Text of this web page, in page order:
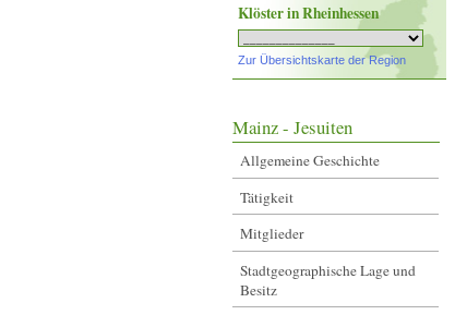
Klöster in Rheinhessen
Zur Übersichtskarte der Region
Mainz - Jesuiten
Allgemeine Geschichte
Tätigkeit
Mitglieder
Stadtgeographische Lage und
Besitz